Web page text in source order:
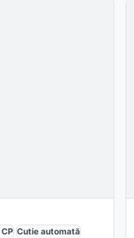
CP Cutieautomată